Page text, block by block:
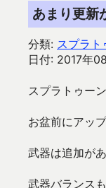
あまり更新
分類: スプラト
日付: 2017年
スプラトゥー
お盆前にアッ
武器は追加が
武器バランス